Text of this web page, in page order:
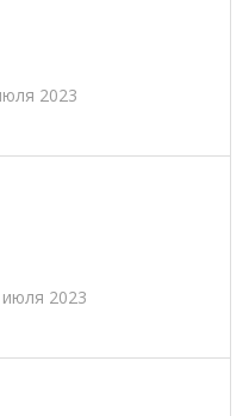
2023
2023